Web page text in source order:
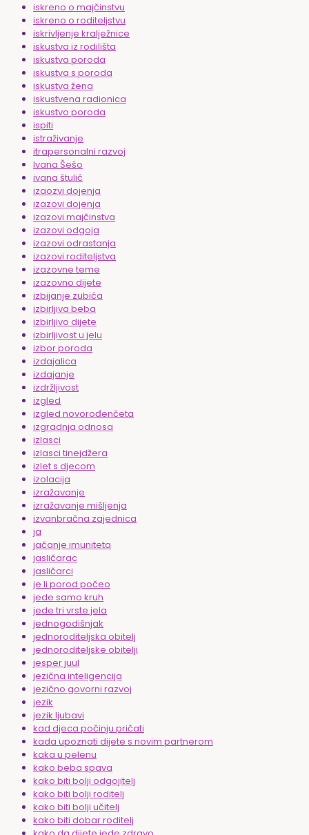
iskreno o majčinstvu
iskreno o roditeljstvu
iskrivljenje kralježnice
iskustva iz rodilišta
iskustva poroda
iskustva s poroda
iskustva žena
iskustvena radionica
iskustvo poroda
ispiti
istraživanje
itrapersonalni razvoj
Ivana Šešo
ivana štulić
izaozvi dojenja
izazovi dojenja
izazovi majčinstva
izazovi odgoja
izazovi odrastanja
izazovi roditeljstva
izazovne teme
izazovno dijete
izbijanje zubića
izbirljiva beba
izbirljivo dijete
izbirljivost u jelu
izbor poroda
izdajalica
izdajanje
izdržljivost
izgled
izgled novorođenčeta
izgradnja odnosa
izlasci
izlasci tinejdžera
izlet s djecom
izolacija
izražavanje
izražavanje mišljenja
izvanbračna zajednica
ja
jačanje imuniteta
jasličarac
jasličarci
je li porod počeo
jede samo kruh
jede tri vrste jela
jednogodišnjak
jednoroditeljska obitelj
jednoroditeljske obitelji
jesper juul
jezična inteligencija
jezično govorni razvoj
jezik
jezik ljubavi
kad djeca počinju pričati
kada upoznati dijete s novim partnerom
kaka u pelenu
kako beba spava
kako biti bolji odgojitelj
kako biti bolji roditelj
kako biti bolji učitelj
kako biti dobar roditelj